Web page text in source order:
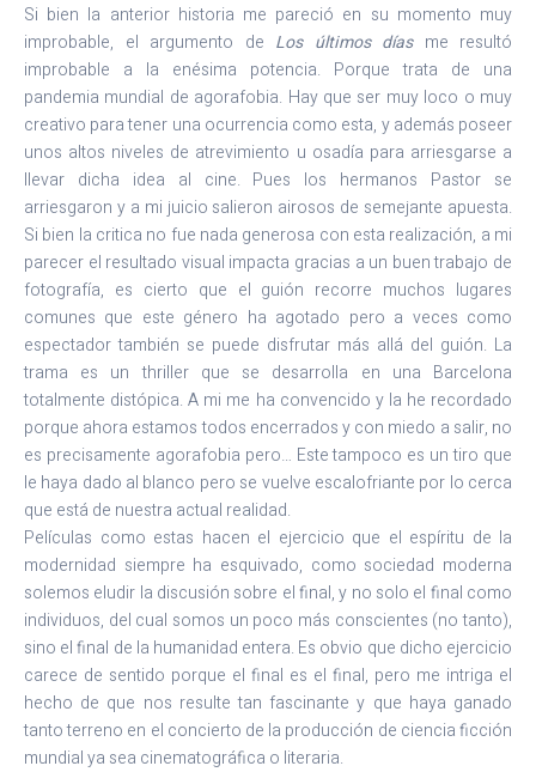
Si bien la anterior historia me pareció en su momento muy
improbable, el argumento de Los últimos díasme resultó
improbable a la enésima potencia. Porque trata de una
pandemia mundial de agorafobia. Hay que ser muy loco o muy
creativo para tener una ocurrencia como esta, y además poseer
unos altos niveles de atrevimiento u osadía para arriesgarse a
llevar dicha idea al cine. Pues los hermanos Pastor se
arriesgaron y a mi juicio salieron airosos de semejante apuesta.
Si bien la critica no fue nada generosa con esta realización, a mi
parecer el resultado visual impacta gracias a un buen trabajo de
fotografía, es cierto que el guión recorre muchos lugares
comunes que este género ha agotado pero a veces como
espectador también se puede disfrutar más allá del guión. La
trama es un thriller que se desarrolla en una Barcelona
totalmente distópica. A mi me ha convencido y la he recordado
porque ahora estamos todos encerrados y con miedo a salir, no
es precisamente agorafobia pero… Este tampoco es un tiro que
le haya dado al blanco pero se vuelve escalofriante por lo cerca
que está de nuestra actual realidad.
Películas como estas hacen el ejercicio que el espíritu de la
modernidad siempre ha esquivado, como sociedad moderna
solemos eludir la discusión sobre el final, y no solo el final como
individuos, del cual somos un poco más conscientes (no tanto),
sino el final de la humanidad entera. Es obvio que dicho ejercicio
carece de sentido porque el final es el final, pero me intriga el
hecho de que nos resulte tan fascinante y que haya ganado
tanto terreno en el concierto de la producción de ciencia ficción
mundial ya sea cinematográfica o literaria.